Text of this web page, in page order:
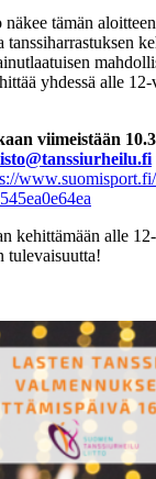
tämän
yhdessä alle
viimeistään
kehittämään alle
tulevaisuutta!